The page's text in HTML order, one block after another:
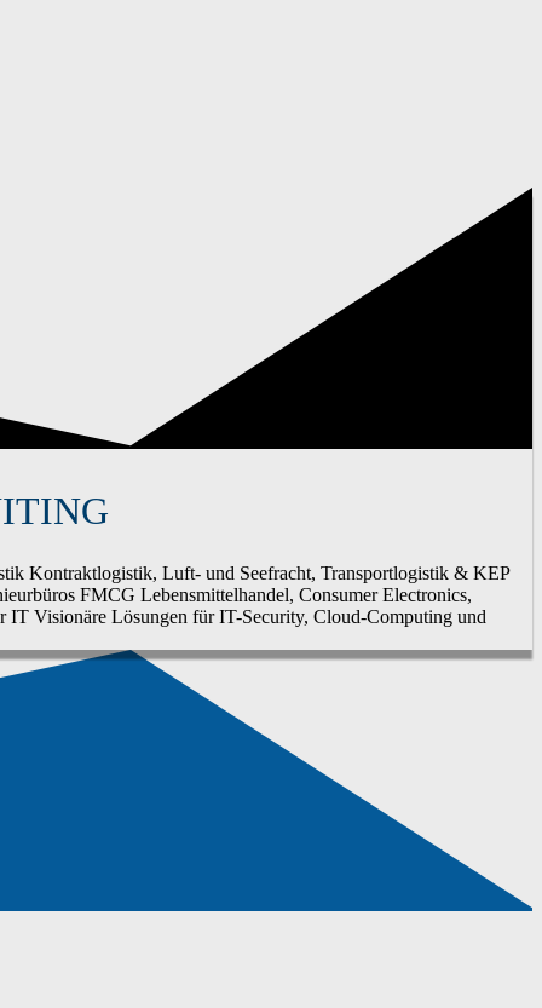
Kontraktlogistik, Luft- und Seefracht, Transportlogistik & KEP
FMCG Lebensmittelhandel, Consumer Electronics,
IT Visionäre Lösungen für IT-Security, Cloud-Computing und